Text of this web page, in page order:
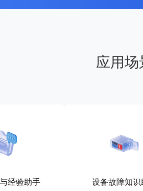
应用场
经验助手 设备故障知识